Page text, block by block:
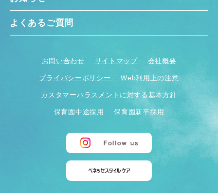
よくあるご質問
お問い合わせ サイトマップ 会社概要
プライバシーポリシー Web利用上の注意
カスタマーハラスメントに対する基本方針
保育園中途採用 保育園新卒採用